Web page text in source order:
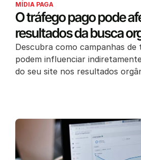
MÍDIA PAGA
O tráfego pago pode
resultados da busca
Descubra como campanhas de
podem influenciar
do seu site nos resultados